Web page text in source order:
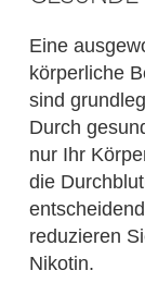
Eine
körperliche
sind
Durch
nur Ihr
die
reduzieren
Nikotin.